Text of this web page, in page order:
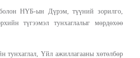
НҮБ-ын Дүрэм, түүний зорилго,
түгээмэл тунхаглалыг мөрдөхөө
тунхаглал, Үйл ажиллагааны хөтөлбөр